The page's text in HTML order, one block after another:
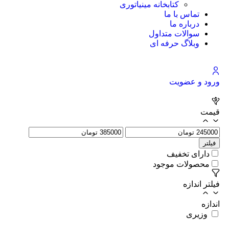
کتابخانه مینیاتوری
تماس با ما
درباره ما
سوالات متداول
وبلاگ حرفه ای
ورود و عضویت
قیمت
فیلتر
دارای تخفیف
محصولات موجود
فیلتر اندازه
اندازه
وزیری